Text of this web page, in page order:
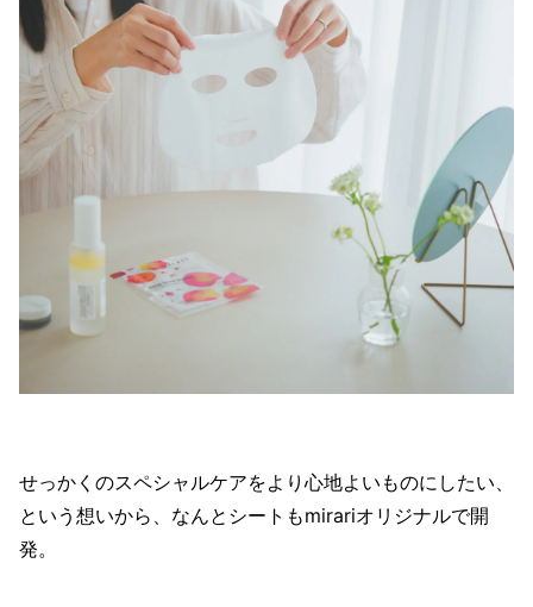
せっかくのスペシャルケアをより心地よいものにしたい、
という想いから、なんとシートもmirariオリジナルで開
発。